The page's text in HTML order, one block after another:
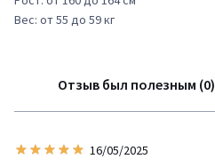
Вес: от 55 до 59 кг
Отзыв был полезным (0)
16/05/2025